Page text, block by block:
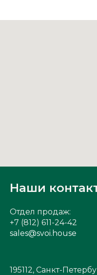
Наши
Отдел продаж:
+7 (812) 611-24-42
sales@svoi.house
195112, Санкт-